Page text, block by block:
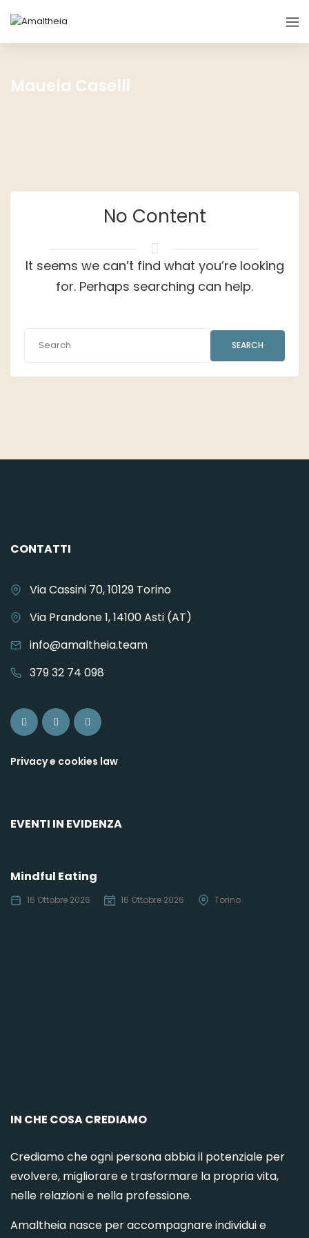
Mauela Caselli
No Content
It seems we can’t find what you’re looking
for. Perhaps searching can help.
SEARCH
CONTATTI
Via Cassini 70, 10129 Torino
Via Prandone 1, 14100 Asti (AT)
info@amaltheia.team
379 32 74 098
Privacy e cookies law
EVENTI IN EVIDENZA
Mindful Eating
16 Ottobre 2026 16 Ottobre 2026 Torino
IN CHE COSA CREDIAMO
Crediamo che ogni persona abbia il potenziale per
evolvere, migliorare e trasformare la propria vita,
nelle relazioni e nella professione.
Amaltheia nasce per accompagnare individui e